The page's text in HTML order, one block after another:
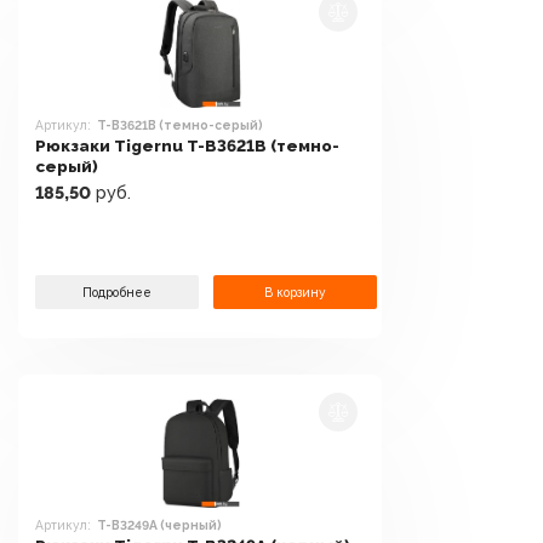
Артикул: T-B3621B (темно-серый)
Рюкзаки Tigernu T-B3621B (темно-
серый)
185,50 руб.
Подробнее В корзину
Артикул: T-B3249A (черный)